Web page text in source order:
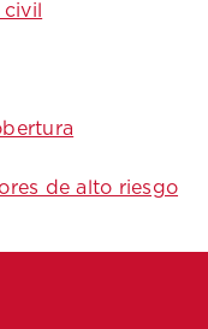
de alto riesgo